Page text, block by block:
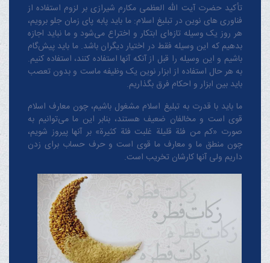
تأکید حضرت آیت الله العظمی مکارم شیرازی بر لزوم استفاده از
فناوری های نوین در تبلیغ اسلام: ما باید پابه پای زمان جلو برویم،
هر روز یک وسیله تازه‌ای ابتکار و اختراع می‌شود و ما نباید اجازه
بدهیم که این وسیله فقط در اختیار دیگران باشد. ما باید پیش‌گام
باشیم و این وسیله را قبل از آنکه آنها استفاده کنند، استفاده کنیم.
به هر حال استفاده از ابزار نوین یک وظیفه ماست و بدون تعصب
باید بین ابزار و احکام فرق بگذاریم.
ما باید با قدرت به تبلیغ اسلام مشغول باشیم، چون معارف اسلام
قوی است و مخالفان ضعیف هستند، بنابر این ما می‌توانیم به
صورت «کم من فئة قلیلة غلبت فئة کثیرة» بر آنها پیروز شویم،
چون منطق‌ ما و معارف ‌ما قوی است و حرف حساب برای زدن
داریم ولی آنها کارشان تخریب است.